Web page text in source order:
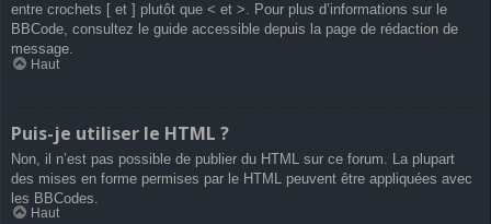
entre crochets [ et ] plutôt que < et >. Pour plus d’informations sur le
BBCode, consultez le guide accessible depuis la page de rédaction de
message.
Haut
Puis-je utiliser le HTML ?
Non, il n’est pas possible de publier du HTML sur ce forum. La plupart
des mises en forme permises par le HTML peuvent être appliquées avec
les BBCodes.
Haut